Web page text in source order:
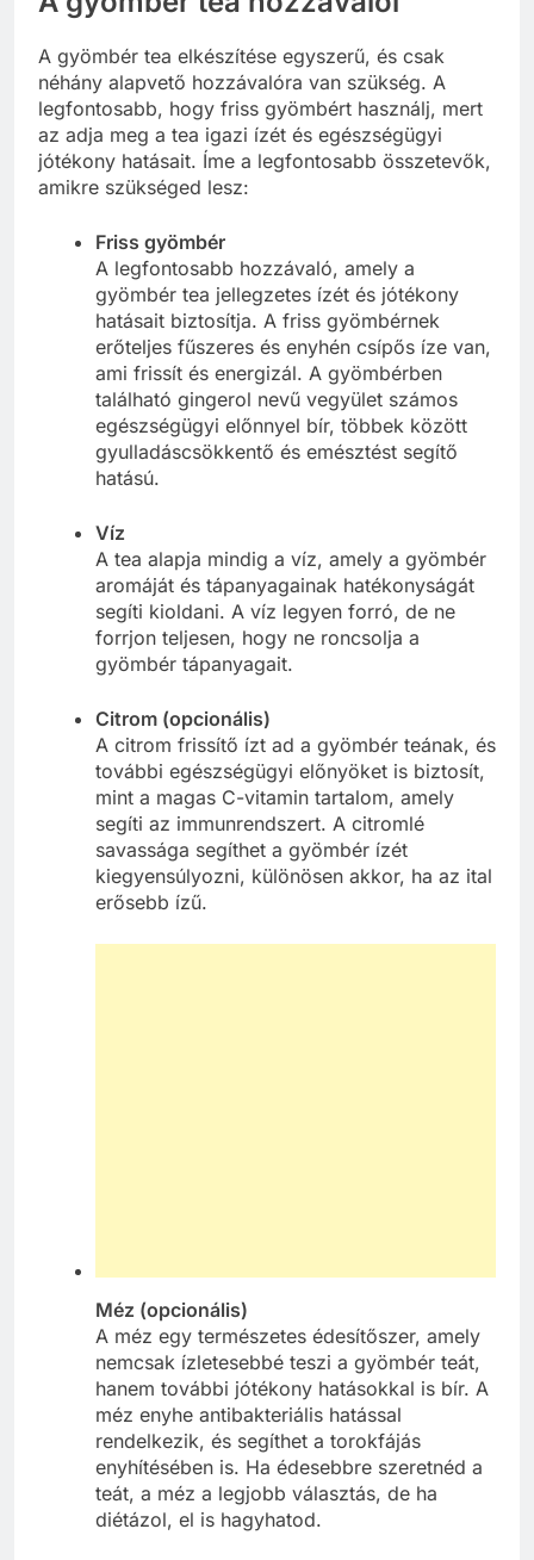
A gyömbér tea elkészítése egyszerű, és csak
néhány alapvető hozzávalóra van szükség. A
legfontosabb, hogy friss gyömbért használj, mert
az adja meg a tea igazi ízét és egészségügyi
jótékony hatásait. Íme a legfontosabb összetevők,
amikre szükséged lesz:
Friss gyömbér
A legfontosabb hozzávaló, amely a
gyömbér tea jellegzetes ízét és jótékony
hatásait biztosítja. A friss gyömbérnek
erőteljes fűszeres és enyhén csípős íze van,
ami frissít és energizál. A gyömbérben
található gingerol nevű vegyület számos
egészségügyi előnnyel bír, többek között
gyulladáscsökkentő és emésztést segítő
hatású.
Víz
A tea alapja mindig a víz, amely a gyömbér
aromáját és tápanyagainak hatékonyságát
segíti kioldani. A víz legyen forró, de ne
forrjon teljesen, hogy ne roncsolja a
gyömbér tápanyagait.
Citrom (opcionális)
A citrom frissítő ízt ad a gyömbér teának, és
további egészségügyi előnyöket is biztosít,
mint a magas C-vitamin tartalom, amely
segíti az immunrendszert. A citromlé
savassága segíthet a gyömbér ízét
kiegyensúlyozni, különösen akkor, ha az ital
erősebb ízű.
Méz (opcionális)
A méz egy természetes édesítőszer, amely
nemcsak ízletesebbé teszi a gyömbér teát,
hanem további jótékony hatásokkal is bír. A
méz enyhe antibakteriális hatással
rendelkezik, és segíthet a torokfájás
enyhítésében is. Ha édesebbre szeretnéd a
teát, a méz a legjobb választás, de ha
diétázol, el is hagyhatod.